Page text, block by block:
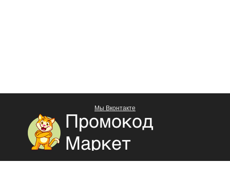
Мы Вконтакте